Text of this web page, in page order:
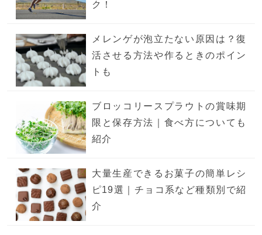
ク！
メレンゲが泡立たない原因は？復
活させる方法や作るときのポイン
トも
ブロッコリースプラウトの賞味期
限と保存方法｜食べ方についても
紹介
大量生産できるお菓子の簡単レシ
ピ19選｜チョコ系など種類別で紹
介